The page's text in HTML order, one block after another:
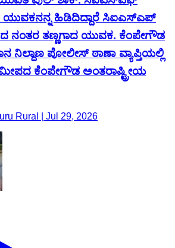
ಯುವಕನನ್ನ ಹಿಡಿದಿದ್ದಾರೆ ಸಿಐಎಸ್ಎಪ್
ನಂತರ ತಣ್ಣಗಾದ ಯುವಕ. ಕೆಂಪೇಗೌಡ
ನಿಲ್ದಾಣ ಪೋಲೀಸ್ ಠಾಣಾ ವ್ಯಾಪ್ತಿಯಲ್ಲಿ
ಕೆಂಪೇಗೌಡ ಅಂತರಾಷ್ಟ್ರೀಯ
Rural | Jul 29, 2026